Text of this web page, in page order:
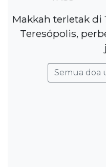
Makkah terletak di
Teresópolis,
Semua doa